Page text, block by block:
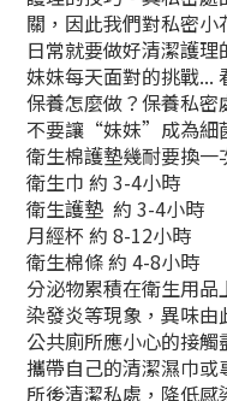
關，因此我們對私密小
日常就要做好清潔護理
妹妹每天面對的挑戰...
保養怎麼做？保養私密
不要讓“妹妹”成為細
衛生棉護墊幾耐要換一
衛生巾 約 3-4小時
衛生護墊 約 3-4小時
月經杯 約 8-12小時
衛生棉條 約 4-8小時
分泌物累積在衛生用
染發炎等現象，異味由
公共廁所應小心的接觸
攜帶自己的清潔濕巾
所後清潔私處，降低感